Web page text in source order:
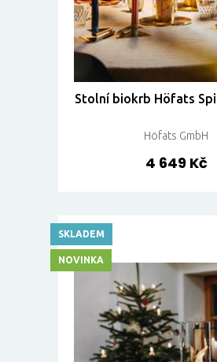
Stolní biokrb Höfats
Höfats GmbH
4 649 Kč
SKLADEM
NOVINKA